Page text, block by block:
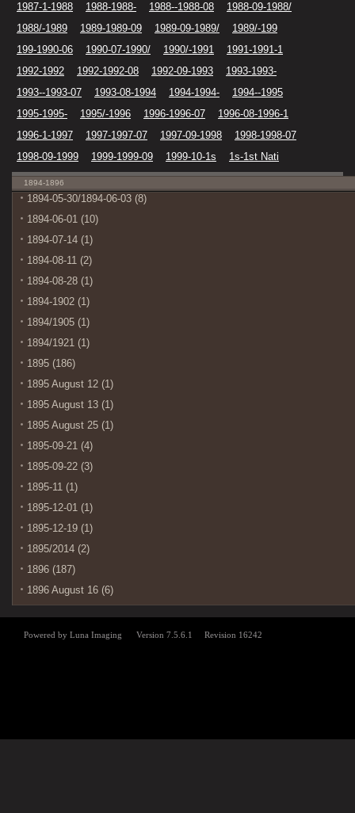
1987-1-1988
1988-1988- 1988--1988-08
1988-09-1988/
1988/-1989
1989-1989-09 1989-09-1989/
1989/-199
199-1990-06
1990-07-1990/ 1990/-1991
1991-1991-1
1992-1992
1992-1992-08 1992-09-1993
1993-1993-
1993--1993-07
1993-08-1994 1994-1994-
1994--1995
1995-1995-
1995/-1996 1996-1996-07
1996-08-1996-1
1996-1-1997
1997-1997-07 1997-09-1998
1998-1998-07
1998-09-1999
1999-1999-09 1999-10-1s 1s-1st Nati
1894-1896
1894-05-30/1894-06-03 (8)
1894-06-01 (10)
1894-07-14 (1)
1894-08-11 (2)
1894-08-28 (1)
1894-1902 (1)
1894/1905 (1)
1894/1921 (1)
1895 (186)
1895 August 12 (1)
1895 August 13 (1)
1895 August 25 (1)
1895-09-21 (4)
1895-09-22 (3)
1895-11 (1)
1895-12-01 (1)
1895-12-19 (1)
1895/2014 (2)
1896 (187)
1896 August 16 (6)